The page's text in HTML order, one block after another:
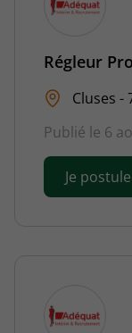
Régleur
Cluses -
Publié le 6
Je postule